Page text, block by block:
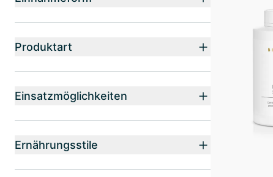
Produktart
Einsatzmöglichkeiten
Ernährungsstile